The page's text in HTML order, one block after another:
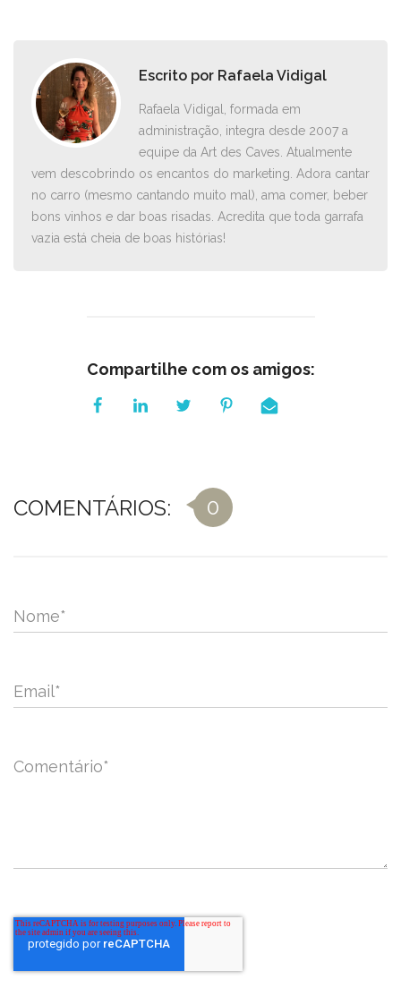
Escrito por Rafaela Vidigal
Rafaela Vidigal, formada em
administração, integra desde 2007 a
equipe da Art des Caves. Atualmente
vem descobrindo os encantos do marketing. Adora cantar
no carro ­(mesmo cantando muito mal), ama comer, beber
bons vinhos e dar boas risadas. Acredita que toda garrafa
vazia está cheia de boas histórias!
Compartilhe com os amigos:
COMENTÁRIOS: 0
Nome*
Email*
Comentário*